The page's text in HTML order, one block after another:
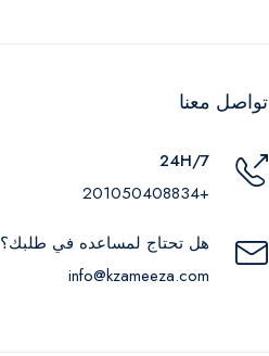
تواصل معنا
24H/7
+201050408834
هل تحتاج لمساعده في طلبك؟
info@kzameeza.com